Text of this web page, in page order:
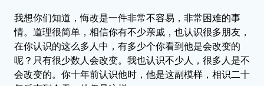
我想你们知道，悔改是一件非常不容易，非常困难的事
情。道理很简单，相信你有不少亲戚，也认识很多朋友，
在你认识的这么多人中，有多少个你看到他是会改变的
呢？只有很少数人会改变。我也认识不少人，很多人是不
会改变的。你十年前认识他时，他是这副模样，相识二十